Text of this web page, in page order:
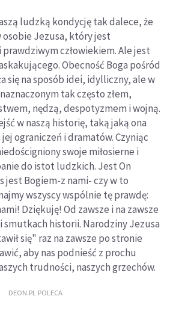
ludzką kondycję tak dalece, że
osobie Jezusa, który jest
człowiekiem. Ale jest
Obecność Boga pośród
się na sposób idei, idylliczny, ale w
tak często złem,
nędzą, despotyzmem i wojną.
w naszą historię, taką jaką ona
ograniczeń i dramatów. Czyniąc
swoje miłosierne i
do istot ludzkich. Jest On
jest Bogiem-z nami- czy w to
wszyscy wspólnie tę prawdę:
Dziękuję! Od zawsze i na zawsze
smutkach historii. Narodziny Jezusa
się" raz na zawsze po stronie
aby nas podnieść z prochu
trudności, naszych grzechów.
DEON.PL POLECA